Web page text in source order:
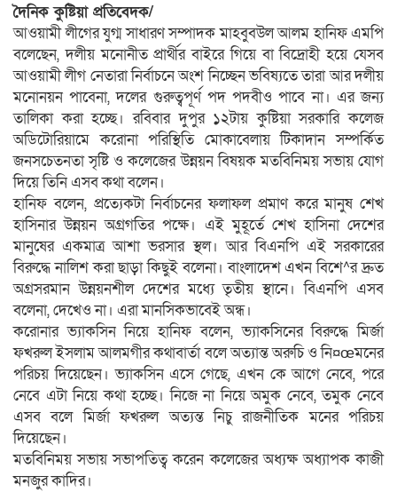
দৈনিক কুষ্টিয়া প্রতিবেদক/
আওয়ামী লীগের যুগ্ম সাধারণ সম্পাদক মাহবুবউল আলম হানিফ এমপি
বলেছেন, দলীয় মনোনীত প্রার্থীর বাইরে গিয়ে বা বিদ্রোহী হয়ে যেসব
আওয়ামী লীগ নেতারা নির্বাচনে অংশ নিচ্ছেন ভবিষ্যতে তারা আর দলীয়
মনোনয়ন পাবেনা, দলের গুরুত্বপূর্ণ পদ পদবীও পাবে না। এর জন্য
তালিকা করা হচ্ছে। রবিবার দুপুর ১২টায় কুষ্টিয়া সরকারি কলেজ
অডিটোরিয়ামে করোনা পরিস্থিতি মোকাবেলায় টিকাদান সম্পর্কিত
জনসচেতনতা সৃষ্টি ও কলেজের উন্নয়ন বিষয়ক মতবিনিময় সভায় যোগ
দিয়ে তিনি এসব কথা বলেন।
হানিফ বলেন, প্রত্যেকটা নির্বাচনের ফলাফল প্রমাণ করে মানুষ শেখ
হাসিনার উন্নয়ন অগ্রগতির পক্ষে। এই মুহূর্তে শেখ হাসিনা দেশের
মানুষের একমাত্র আশা ভরসার স্থল। আর বিএনপি এই সরকারের
বিরুদ্ধে নালিশ করা ছাড়া কিছুই বলেনা। বাংলাদেশ এখন বিশে^র দ্রুত
অগ্রসরমান উন্নয়নশীল দেশের মধ্যে তৃতীয় স্থানে। বিএনপি এসব
বলেনা, দেখেও না। এরা মানসিকভাবেই অন্ধ।
করোনার ভ্যাকসিন নিয়ে হানিফ বলেন, ভ্যাকসিনের বিরুদ্ধে মির্জা
ফখরুল ইসলাম আলমগীর কথাবার্তা বলে অত্যান্ত অরুচি ও নি¤œমনের
পরিচয় দিয়েছেন। ভ্যাকসিন এসে গেছে, এখন কে আগে নেবে, পরে
নেবে এটা নিয়ে কথা হচ্ছে। নিজে না নিয়ে অমুক নেবে, তমুক নেবে
এসব বলে মির্জা ফখরুল অত্যন্ত নিচু রাজনীতিক মনের পরিচয়
দিয়েছেন।
মতবিনিময় সভায় সভাপতিত্ব করেন কলেজের অধ্যক্ষ অধ্যাপক কাজী
মনজুর কাদির।